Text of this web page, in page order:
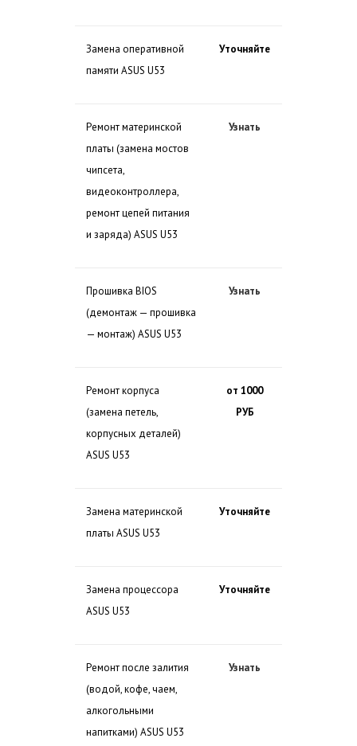
Замена оперативной
памяти ASUS U53
Уточняйте
Ремонт материнской
платы (замена мостов
чипсета,
видеоконтроллера,
ремонт цепей питания
и заряда) ASUS U53
Узнать
Прошивка BIOS
(демонтаж — прошивка
— монтаж) ASUS U53
Узнать
Ремонт корпуса
(замена петель,
корпусных деталей)
ASUS U53
от 1000
РУБ
Замена материнской
платы ASUS U53
Уточняйте
Замена процессора
ASUS U53
Уточняйте
Ремонт после залития
(водой, кофе, чаем,
алкогольными
напитками) ASUS U53
Узнать